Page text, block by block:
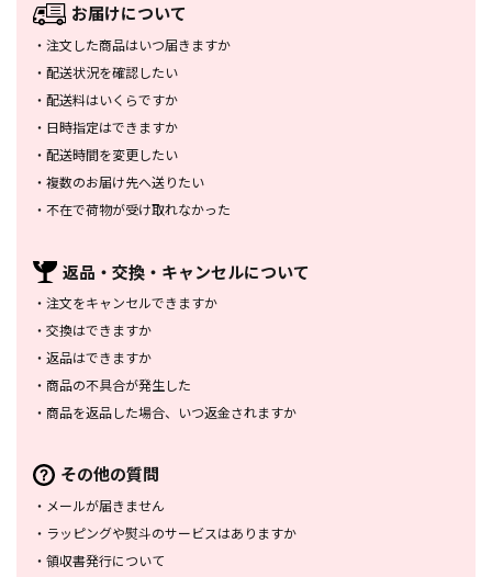
お届けについて
・ 注文した商品はいつ届きますか
・ 配送状況を確認したい
・ 配送料はいくらですか
・ 日時指定はできますか
・ 配送時間を変更したい
・ 複数のお届け先へ送りたい
・ 不在で荷物が受け取れなかった
返品・交換・ キャンセルについて
・ 注文をキャンセルできますか
・ 交換はできますか
・ 返品はできますか
・ 商品の不具合が発生した
・ 商品を返品した場合、 いつ返金されますか
その他の質問
・ メールが届きません
・ ラッピングや熨斗のサービスはありますか
・ 領収書発行について